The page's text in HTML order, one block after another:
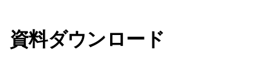
資料ダウンロード